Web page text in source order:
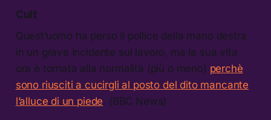
Cult
Quest’uomo ha perso il pollice della mano destra
in un grave incidente sul lavoro, ma la sua vita
ora è tornata alla normalità (più o meno) perchè
sono riusciti a cucirgli al posto del dito mancante
l’alluce di un piede. (BBC News)